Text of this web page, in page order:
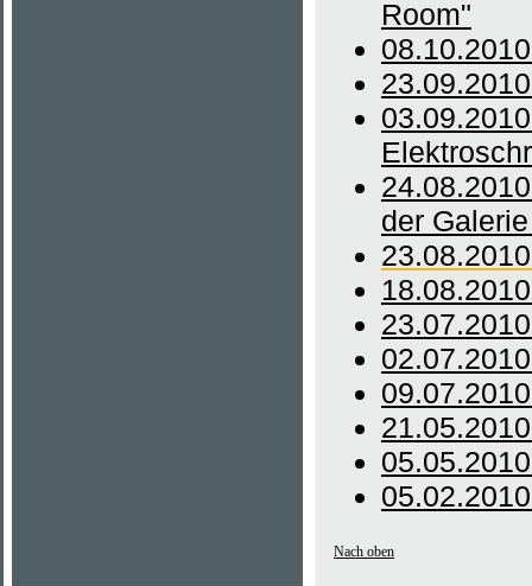
Room"
der
Nach oben